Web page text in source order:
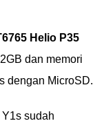
Helio P35
dan memori
dengan MicroSD.
sudah